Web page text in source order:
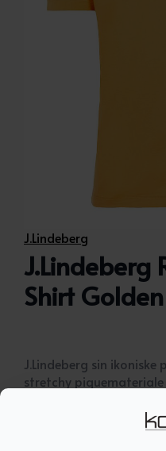
J.Lindeberg
J.Lindeberg
Shirt
J.Lindeberg sin
stretchy
– Smal passform. Vi